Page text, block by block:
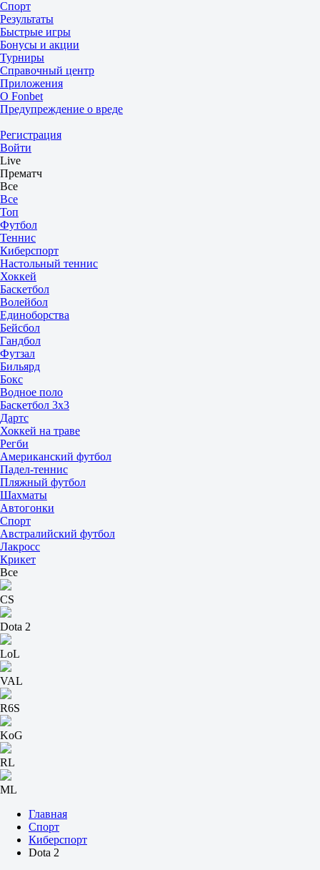
Спорт
Результаты
Быстрые игры
Бонусы и акции
Турниры
Справочный центр
Приложения
О Fonbet
Предупреждение о вреде
Регистрация
Войти
Live
Прематч
Все
Все
Топ
Футбол
Теннис
Киберспорт
Настольный теннис
Хоккей
Баскетбол
Волейбол
Единоборства
Бейсбол
Гандбол
Футзал
Бильярд
Бокс
Водное поло
Баскетбол 3x3
Дартс
Хоккей на траве
Регби
Американский футбол
Падел-теннис
Пляжный футбол
Шахматы
Автогонки
Спорт
Австралийский футбол
Лакросс
Крикет
Все
CS
Dota 2
LoL
VAL
R6S
KoG
RL
ML
Главная
Спорт
Киберспорт
Dota 2